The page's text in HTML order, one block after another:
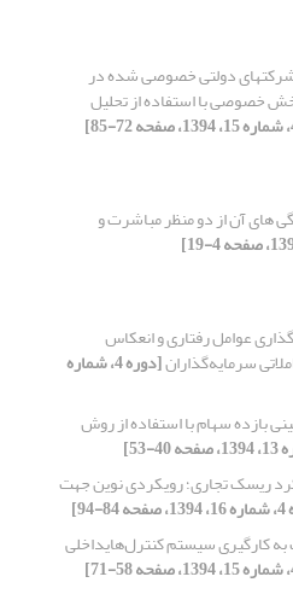
شرکت‏های دولتی خصوصی شده در
خصوصی با استفاده از تحلیل
های آن از دو منظر مباشرت و
عوامل رفتاری و انعکاس
سرمایه‌گذاران [دوره 4، شماره
بازده سهام با استفاده از روش
ریسک تجاری؛ رویکردی نوین جهت
94]
کارگیری سیستم کنترل‌هایداخلی